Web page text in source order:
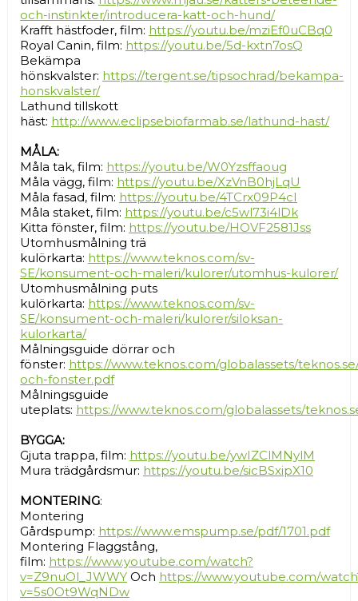
och-instinkter/introducera-katt-och-hund/
Krafft hästfoder, film: https://youtu.be/mziEf0uCBq0
Royal Canin, film: https://youtu.be/5d-kxtn7osQ
Bekämpa
hönskvalster: https://tergent.se/tipsochrad/bekampa-
honskvalster/
Lathund tillskott
häst: http://www.eclipsebiofarmab.se/lathund-hast/
MÅLA:
Måla tak, film: https://youtu.be/W0Yzsffaoug
Måla vägg, film: https://youtu.be/XzVnB0hjLqU
Måla fasad, film: https://youtu.be/4TCrx09P4cI
Måla staket, film: https://youtu.be/c5wl73i4lDk
Kitta fönster, film: https://youtu.be/HOVF2581Jss
Utomhusmålning trä
kulörkarta: https://www.teknos.com/sv-
SE/konsument-och-maleri/kulorer/utomhus-kulorer/
Utomhusmålning puts
kulörkarta: https://www.teknos.com/sv-
SE/konsument-och-maleri/kulorer/siloksan-
kulorkarta/
Målningsguide dörrar och
fönster: https://www.teknos.com/globalassets/
och-fonster.pdf
Målningsguide
uteplats: https://www.teknos.com/globalassets/
BYGGA:
Gjuta trappa, film: https://youtu.be/ywIZClMNylM
Mura trädgårdsmur: https://youtu.be/sicBSxipX10
MONTERING:
Montering
Gårdspump: https://www.emspump.se/pdf/1701.pdf
Montering Flaggstång,
film: https://www.youtube.com/watch?
v=Z9nuOl_JWWY Och https://www.youtube.com/
v=5s0Ot9WqNDw